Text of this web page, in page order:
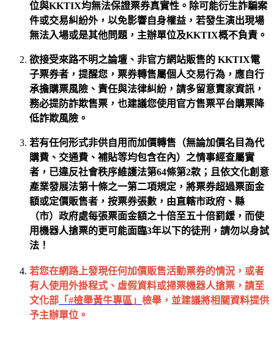
位與KKTIX均無法保證票券真實性。除可能衍生詐騙案
件或交易糾紛外，以免影響自身權益，若發生演出現場
無法入場或是其他問題，主辦單位及KKTIX概不負責。
欲接受來路不明之論壇、非官方網站販售的 KKTIX電
子票券者，提醒您，票券轉售屬個人交易行為，應自行
承擔購票風險、責任與法律糾紛，請多留意賣家資訊，
務必提防詐欺售票，也建議您使用官方售票平台購票降
低詐欺風險。
若有任何形式非供自用而加價轉售（無論加價名目為代
購費、交通費、補貼等均包含在內）之情事經查屬實
者 ，已違反社會秩序維護法第64條第2款；且依文化創意
產業發展法第十條之一第二項規定，將票券超過票面金
額或定價販售者，按票券張數，由直轄市政府、縣
（市）政府處每張票面金額之十倍至五十倍罰鍰，而使
用機器人搶票的更可能面臨3年以下的徒刑，請勿以身試
法！
若您在網路上發現任何加價販售活動票券的情況，或者
有人使用外掛程式、虛假資料或掃票機器人搶票，請至
文化部 「#檢舉黃牛專區」 檢舉， 並建議將相關資料提供
予主辦單位。